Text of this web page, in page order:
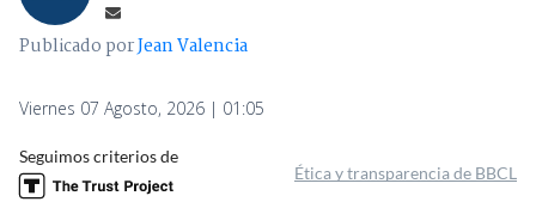
Publicado porJean Valencia
Viernes 07 Agosto, 2026 | 01:05
Seguimos criterios de
Ética y transparencia de BBCL